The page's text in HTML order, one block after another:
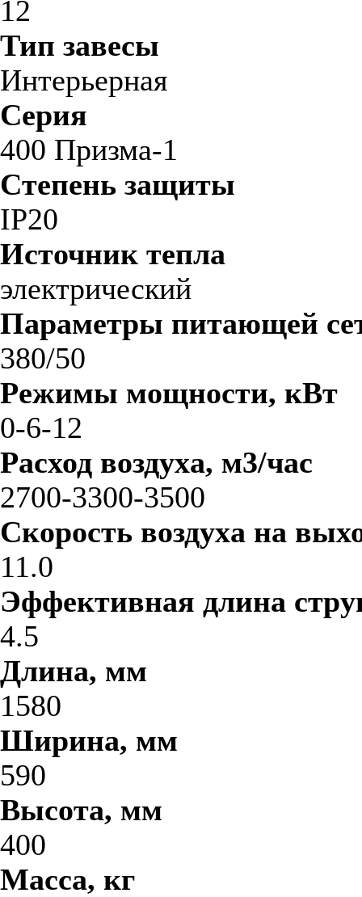
12
Тип завесы
Интерьерная
Серия
400 Призма-1
Степень защиты
IP20
Источник тепла
электрический
Параметры питающей
380/50
Режимы мощности, кВт
0-6-12
Расход воздуха, м3/час
2700-3300-3500
Скорость воздуха на
11.0
Эффективная длина
4.5
Длина, мм
1580
Ширина, мм
590
Высота, мм
400
Масса, кг